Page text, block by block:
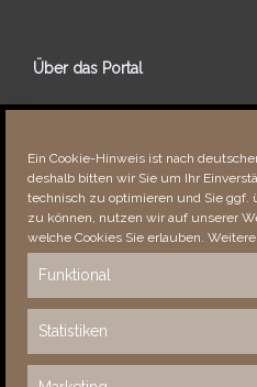
Ein Cookie-Hinweis ist nach
deshalb bitten wir Sie um Ihr
technisch zu optimieren und Sie ggf.
zu können, nutzen wir auf unserer
welche Cookies Sie erlauben.
Funktional
Statistiken
Über das Portal
Über dieses Portal
Fehler bemerkt?
Besucher seit 08/​2021